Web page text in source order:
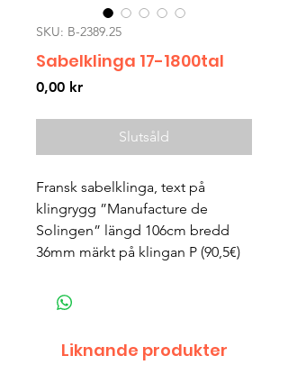
SKU: B-2389.25
Sabelklinga 17-1800tal
0,00 krPris
Slutsåld
Fransk sabelklinga, text på
klingrygg ”Manufacture de
Solingen” längd 106cm bredd
36mm märkt på klingan P (90,5€)
Liknande produkter